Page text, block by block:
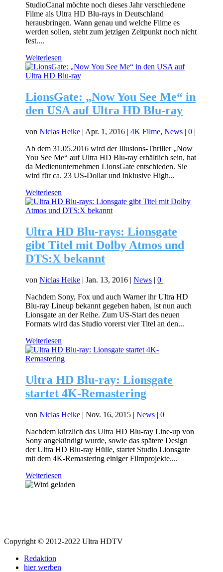
StudioCanal möchte noch dieses Jahr verschiedene
Filme als Ultra HD Blu-rays in Deutschland
herausbringen. Wann genau und welche Filme es
werden sollen, steht zum jetzigen Zeitpunkt noch nicht
fest....
Weiterlesen
LionsGate: „Now You See Me“ in
den USA auf Ultra HD Blu-ray
vonNiclas Heike | Apr. 1, 2016 |4K Filme,News |0 |
Ab dem 31.05.2016 wird der Illusions-Thriller „Now
You See Me“ auf Ultra HD Blu-ray erhältlich sein, hat
da Medienunternehmen LionsGate entschieden. Sie
wird für ca. 23 US-Dollar und inklusive High...
Weiterlesen
Ultra HD Blu-rays: Lionsgate
gibt Titel mit Dolby Atmos und
DTS:X bekannt
vonNiclas Heike |Jan. 13, 2016 |News |0 |
Nachdem Sony, Fox und auch Warner ihr Ultra HD
Blu-ray Lineup bekannt gegeben haben, ist nun auch
Lionsgate an der Reihe. Zum US-Start des neuen
Formats wird das Studio vorerst vier Titel an den...
Weiterlesen
Ultra HD Blu-ray: Lionsgate
startet 4K-Remastering
vonNiclas Heike |Nov. 16, 2015 |News |0 |
Nachdem kürzlich das Ultra HD Blu-ray Line-up von
Sony angekündigt wurde, sowie das spätere Design
der Ultra HD Blu-ray Hülle, startet Studio Lionsgate
mit dem 4K-Remastering einiger Filmprojekte....
Weiterlesen
Copyright © 2012-2022 Ultra HDTV
Redaktion
hier werben